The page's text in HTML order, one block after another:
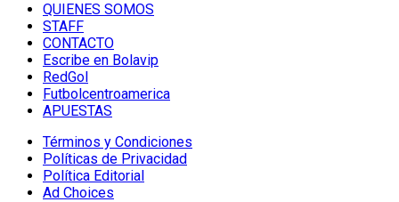
QUIENES SOMOS
STAFF
CONTACTO
Escribe en Bolavip
RedGol
Futbolcentroamerica
APUESTAS
Términos y Condiciones
Políticas de Privacidad
Política Editorial
Ad Choices